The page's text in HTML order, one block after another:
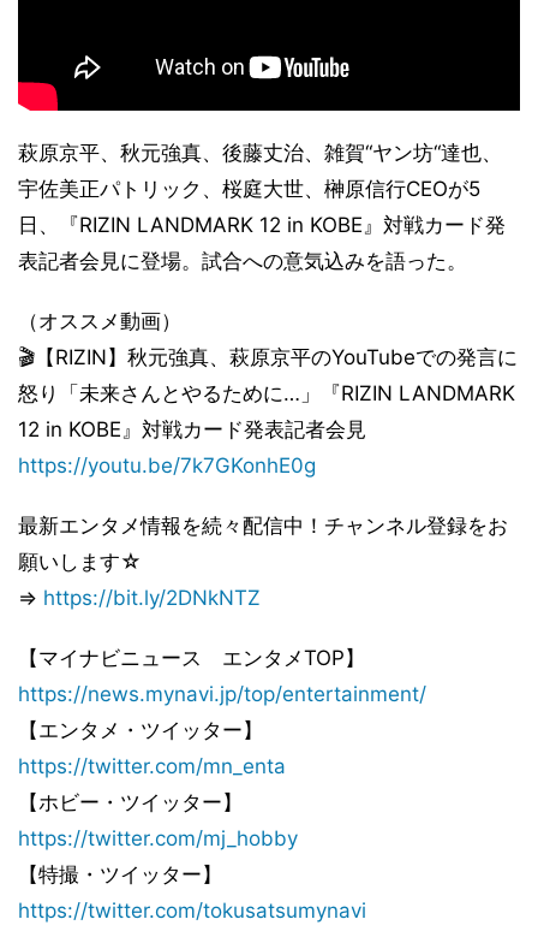
萩原京平、秋元強真、後藤丈治、雑賀“ヤン坊“達也、
宇佐美正パトリック、桜庭大世、榊原信行CEOが5
日、『RIZIN LANDMARK 12 in KOBE』対戦カード発
表記者会見に登場。試合への意気込みを語った。
（オススメ動画）
🎬【RIZIN】秋元強真、萩原京平のYouTubeでの発言に
怒り「未来さんとやるために…」『RIZIN LANDMARK
12 in KOBE』対戦カード発表記者会見
https://youtu.be/7k7GKonhE0g
最新エンタメ情報を続々配信中！チャンネル登録をお
願いします☆
⇒ https://bit.ly/2DNkNTZ
【マイナビニュース エンタメTOP】
https://news.mynavi.jp/top/entertainment/
【エンタメ・ツイッター】
https://twitter.com/mn_enta
【ホビー・ツイッター】
https://twitter.com/mj_hobby
【特撮・ツイッター】
https://twitter.com/tokusatsumynavi